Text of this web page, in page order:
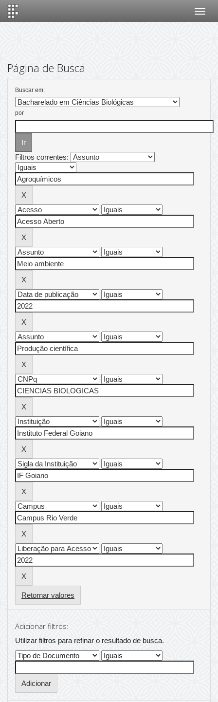
Página de Busca
Buscar em:
por
Filtros correntes:
Retornar valores
Adicionar filtros:
Utilizar filtros para refinar o resultado de busca.